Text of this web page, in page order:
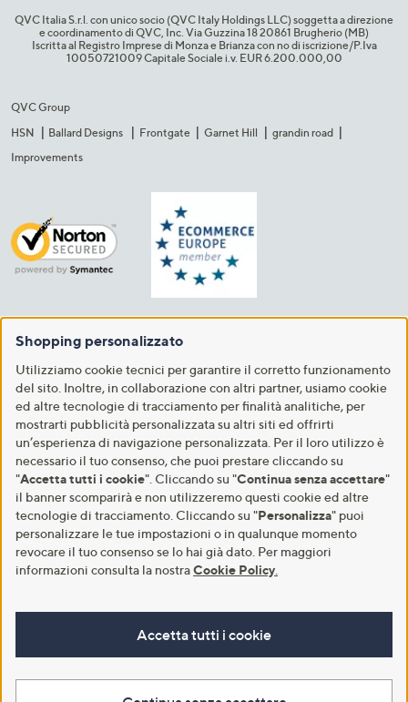
QVC Italia S.r.l. con unico socio (QVC Italy Holdings LLC) soggetta a direzione
e coordinamento di QVC, Inc. Via Guzzina 18 20861 Brugherio (MB)​
Iscritta al Registro Imprese di Monza e Brianza con no di iscrizione/P.Iva
10050721009 Capitale Sociale i.v. EUR 6.200.000,00​
QVC Group
HSN
Ballard Designs Frontgate Garnet Hill
grandin road
Improvements
Shopping personalizzato
Utilizziamo cookie tecnici per garantire il corretto funzionamento
del sito. Inoltre, in collaborazione con altri partner, usiamo cookie
ed altre tecnologie di tracciamento per finalità analitiche, per
mostrarti pubblicità personalizzata su altri siti ed offrirti
un’esperienza di navigazione personalizzata. Per il loro utilizzo è
necessario il tuo consenso, che puoi prestare cliccando su
"Accetta tutti i cookie". Cliccando su "Continua senza accettare"
il banner scomparirà e non utilizzeremo questi cookie ed altre
tecnologie di tracciamento. Cliccando su "Personalizza" puoi
personalizzare le tue impostazioni o in qualunque momento
revocare il tuo consenso se lo hai già dato. Per maggiori
informazioni consulta la nostraCookie Policy
Accetta tutti i cookie